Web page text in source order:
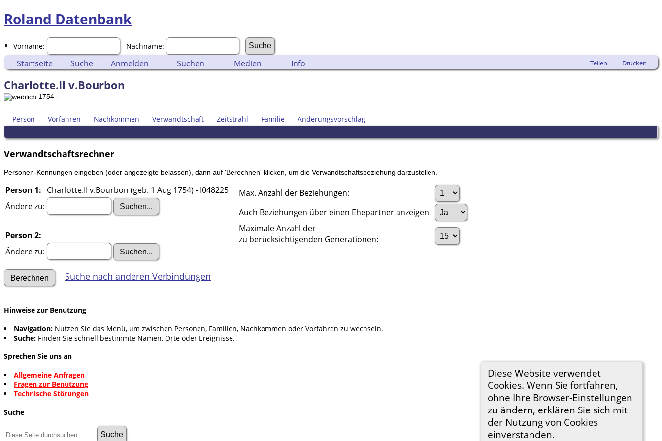
Roland Datenbank
Vorname: Nachname:
Startseite Suche Anmelden Suchen Medien Info Teilen Drucken
Diese Website verwendet
Cookies. Wenn Sie fortfahren,
ohne Ihre Browser-Einstellungen
zu ändern, erklären Sie sich mit
der Nutzung von Cookies
einverstanden.
Charlotte.II v.Bourbon
1754 -
Person Vorfahren Nachkommen Verwandtschaft Zeitstrahl Familie Änderungsvorschlag
Verwandtschaftsrechner
Personen-Kennungen eingeben (oder angezeigte belassen), dann auf 'Berechnen' klicken, um die Verwandtschaftsbeziehung darzustellen.
Person 1: Charlotte.II v.Bourbon (geb. 1 Aug 1754) - I048225
Ändere zu:
Person 2:
Ändere zu:
Max. Anzahl der Beziehungen:
Auch Beziehungen über einen Ehepartner anzeigen:
Maximale Anzahl der
zu berücksichtigenden Generationen:
Suche nach anderen Verbindungen
Hinweise zur Benutzung
Navigation: Nutzen Sie das Menü, um zwischen Personen, Familien, Nachkommen oder Vorfahren zu wechseln.
Suche: Finden Sie schnell bestimmte Namen, Orte oder Ereignisse.
Sprechen Sie uns an
Allgemeine Anfragen
Fragen zur Benutzung
Technische Störungen
Suche